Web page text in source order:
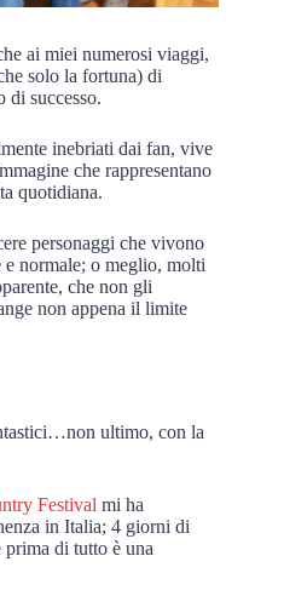
ai miei numerosi viaggi,
solo la fortuna) di
di successo.
inebriati dai fan, vive
che rappresentano
quotidiana.
personaggi che vivono
normale; o meglio, molti
che non gli
non appena il limite
ultimo, con la
Festival mi ha
in Italia; 4 giorni di
prima di tutto è una